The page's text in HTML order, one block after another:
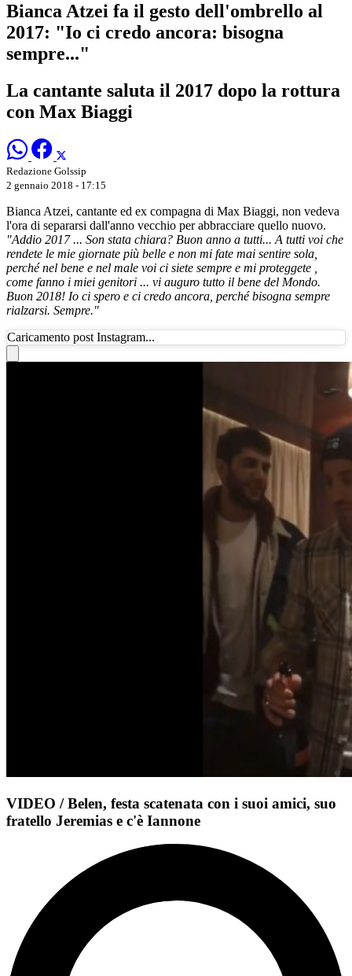
Bianca Atzei fa il gesto dell'ombrello al
2017: "Io ci credo ancora: bisogna
sempre..."
La cantante saluta il 2017 dopo la rottura
con Max Biaggi
Redazione Golssip
2 gennaio 2018 - 17:15
Bianca Atzei, cantante ed ex compagna di Max Biaggi, non vedeva
l'ora di separarsi dall'anno vecchio per abbracciare quello nuovo.
"Addio 2017 ... Son stata chiara? Buon anno a tutti... A tutti voi che
rendete le mie giornate più belle e non mi fate mai sentire sola,
perché nel bene e nel male voi ci siete sempre e mi proteggete ,
come fanno i miei genitori ... vi auguro tutto il bene del Mondo.
Buon 2018! Io ci spero e ci credo ancora, perché bisogna sempre
rialzarsi. Sempre."
Caricamento post Instagram...
VIDEO / Belen, festa scatenata con i suoi amici, suo
fratello Jeremias e c'è Iannone